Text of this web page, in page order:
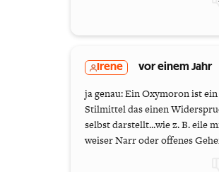
Irene vor einem Jahr
ja genau: Ein Oxymoron ist
Stilmittel das einen
selbst darstellt...wie z. B. eile
weiser Narr oder offenes